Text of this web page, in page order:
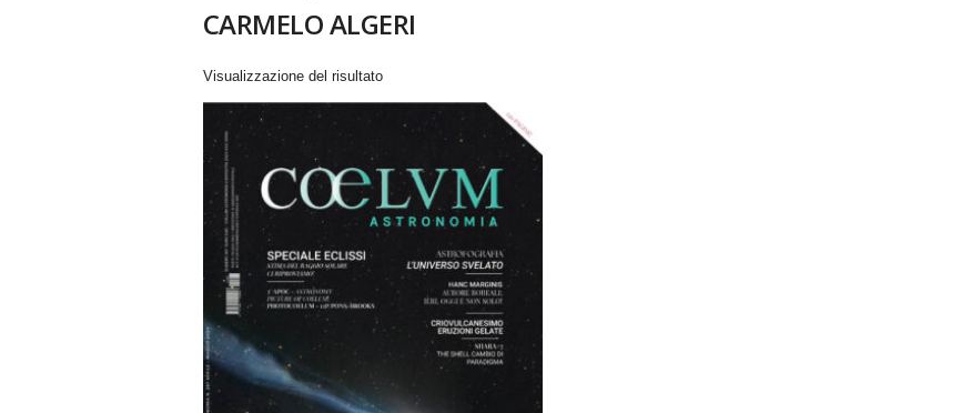
m
t
r
n
o
m
a
CARMELO ALGERI
Visualizzazione del risultato